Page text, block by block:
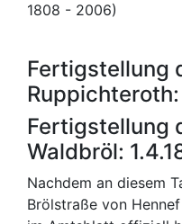
1808 - 2006)
Fertigstellung
Ruppichteroth:
Fertigstellung
Waldbröl:
Nachdem an diesem
Brölstraße von